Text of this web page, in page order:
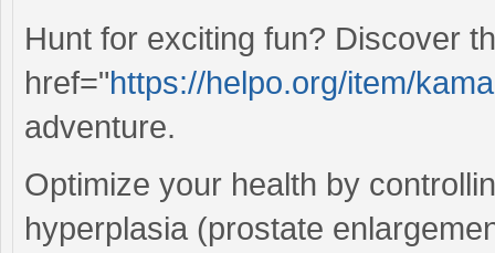
Hunt for exciting fun? Discover
href="https://helpo.org/item/
adventure.
Optimize your health by
hyperplasia (prostate